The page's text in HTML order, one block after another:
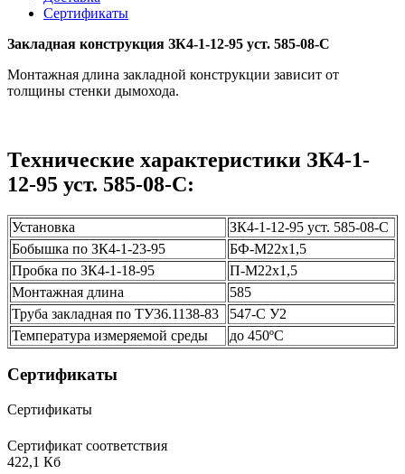
Сертификаты
Закладная конструкция ЗК4-1-12-95 уст. 585-08-С
Монтажная длина закладной конструкции зависит от
толщины стенки дымохода.
Технические характеристики ЗК4-1-
12-95 уст. 585-08-С:
Установка
ЗК4-1-12-95 уст. 585-08-С
Бобышка по ЗК4-1-23-95
БФ-М22х1,5
Пробка по ЗК4-1-18-95
П-М22х1,5
Монтажная длина
585
Труба закладная по ТУ36.1138-83
547-С У2
Температура измеряемой среды
до 450ºС
Сертификаты
Сертификаты
Сертификат соответствия
422,1 Кб